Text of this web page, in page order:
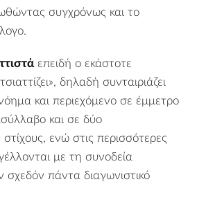
συγχρόνως και το
επειδή ο εκάστοτε
δηλαδή συνταιριάζει
και περιεχόμενο σε έμμετρο
και σε δύο
ενώ στις περισσότερες
με τη συνοδεία
σχεδόν πάντα διαγωνιστικό